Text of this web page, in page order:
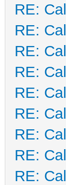
RE:
RE:
RE:
RE:
RE:
RE:
RE:
RE:
RE: